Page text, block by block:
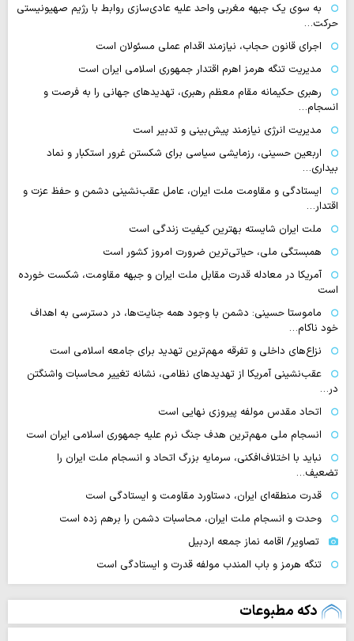
به سوی یک جبهه مغربی واحد علیه عادی‌سازی روابط با رژیم صهیونیستی
حرکت…
اجرای قانون حجاب، نیازمند اقدام عملی مسئولان است
مدیریت تنگه هرمز اهرم اقتدار جمهوری اسلامی ایران است
رهبری حکیمانه مقام معظم رهبری، تهدیدهای جهانی را به فرصت و
انسجام…
مدیریت انرژی نیازمند پیش‌بینی و تدبیر است
اربعین حسینی، رزمایشی سیاسی برای شکستن غرور استکبار و نماد
بیداری…
ایستادگی و مقاومت ملت ایران، عامل عقب‌نشینی دشمن و حفظ عزت و
اقتدار…
ملت ایران شایسته بهترین کیفیت زندگی است
همبستگی ملی، حیاتی‌ترین ضرورت امروز کشور است
آمریکا در معادله قدرت مقابل ملت ایران و جبهه مقاومت، شکست خورده
است
ماموستا حسینی: دشمن با وجود همه جنایت‌ها، در دسترسی به اهداف
خود ناکام…
نزاع‌های داخلی و تفرقه مهم‌ترین تهدید برای جامعه اسلامی است
عقب‌نشینی آمریکا از تهدیدهای نظامی، نشانه تغییر محاسبات واشنگتن
در…
اتحاد مقدس مولفه پیروزی نهایی است
انسجام ملی مهم‌ترین هدف جنگ نرم علیه جمهوری اسلامی ایران است
نباید با اختلاف‌افکنی، سرمایه بزرگ اتحاد و انسجام ملت ایران را
تضعیف…
قدرت منطقه‌ای ایران، دستاورد مقاومت و ایستادگی است
وحدت و انسجام ملت ایران، محاسبات دشمن را برهم زده است
تصاویر/ اقامه نماز جمعه اردبیل
تنگه‌ هرمز و باب المندب مولفه قدرت و ایستادگی است
دکه مطبوعات